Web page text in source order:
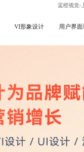
蓝橙视觉-
VI形象设计 用户界面